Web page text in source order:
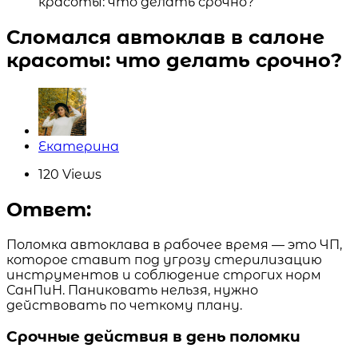
Сломался автоклав в салоне
красоты: что делать срочно?
Posted
Екатерина
120 Views
Ответ:
Поломка автоклава в рабочее время — это ЧП,
которое ставит под угрозу стерилизацию
инструментов и соблюдение строгих норм
СанПиН. Паниковать нельзя, нужно
действовать по четкому плану.
Срочные действия в день поломки